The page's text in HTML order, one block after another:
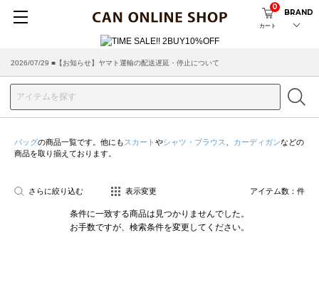
カート
0
BRAND
2026/07/29 ■【お知らせ】ヤマト運輸の配送遅延・停止について
2026/03/18 ■店舗受け取りサービスのご案内
バッグの商品一覧です。他にも スカート やシャツ・ブラウス カーディガンなどの
商品を取り揃えております。
さらに絞り込む 表示変更 アイテム数： 件
条件に一致する商品は見つかりませんでした。
お手数ですが、検索条件を変更してください。